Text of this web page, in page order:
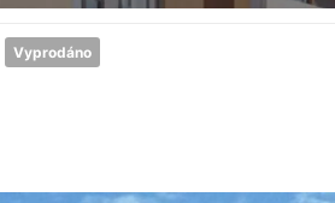
Vyprodáno